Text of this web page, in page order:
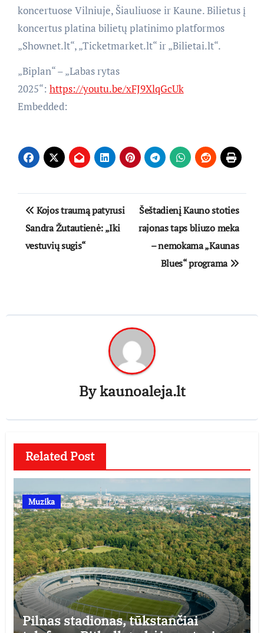
koncertuose Vilniuje, Šiauliuose ir Kaune. Bilietus į
koncertus platina bilietų platinimo platformos
„Shownet.lt“, „Ticketmarket.lt“ ir „Bilietai.lt“.
„Biplan“ – „Labas rytas
2025“: https://youtu.be/xFJ9XlqGcUk
Embedded:
Navigacija
tarp
įrašų
Kojos traumą patyrusi
Sandra Žutautienė: „Iki
vestuvių sugis“
Šeštadienį Kauno stoties
rajonas taps bliuzo meka
– nemokama „Kaunas
Blues“ programa
Bykaunoaleja.lt
Related Post
Muzika
Pilnas stadionas, tūkstančiai